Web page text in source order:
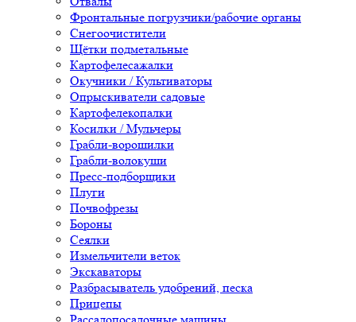
Фронтальные погрузчики/рабочие органы
Снегоочистители
Щётки подметальные
Картофелесажалки
Окучники / Культиваторы
Опрыскиватели садовые
Картофелекопалки
Косилки / Мульчеры
Грабли-ворошилки
Грабли-волокуши
Пресс-подборщики
Плуги
Почвофрезы
Бороны
Сеялки
Измельчители веток
Экскаваторы
Разбрасыватель удобрений, песка
Прицепы